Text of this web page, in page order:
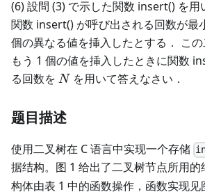
(6) 設問 (3) で示した関数 insert() を用
関数 insert() が呼び出される回数が最
個の異なる値を挿入したとする． こ
もう 1 個の値を挿入したときに関数
る回数を N
N を用いて答えなさい．
题目描述
使用二叉树在 C 语言中实现一个存储
据结构。图 1 给出了二叉树节点所用的
构体由表 1 中的函数操作，函数实现见